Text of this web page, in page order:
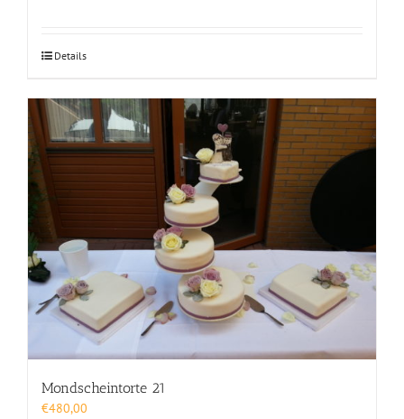
Details
Mondscheintorte 21
€480,00